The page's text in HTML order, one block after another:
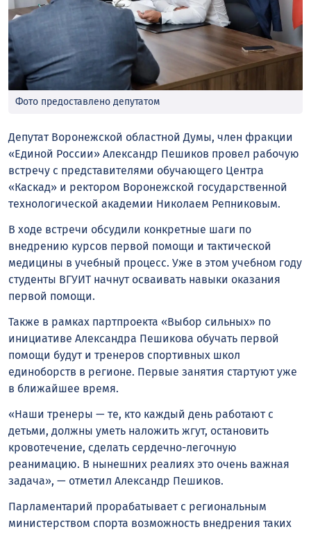
Фото предоставлено депутатом
Депутат Воронежской областной Думы, член фракции
«Единой России» Александр Пешиков провел рабочую
встречу с представителями обучающего Центра
«Каскад» и ректором Воронежской государственной
технологической академии Николаем Репниковым.
В ходе встречи обсудили конкретные шаги по
внедрению курсов первой помощи и тактической
медицины в учебный процесс. Уже в этом учебном году
студенты ВГУИТ начнут осваивать навыки оказания
первой помощи.
Также в рамках партпроекта «Выбор сильных» по
инициативе Александра Пешикова обучать первой
помощи будут и тренеров спортивных школ
единоборств в регионе. Первые занятия стартуют уже
в ближайшее время.
«Наши тренеры — те, кто каждый день работают с
детьми, должны уметь наложить жгут, остановить
кровотечение, сделать сердечно-легочную
реанимацию. В нынешних реалиях это очень важная
задача», — отметил Александр Пешиков.
Парламентарий прорабатывает с региональным
министерством спорта возможность внедрения таких